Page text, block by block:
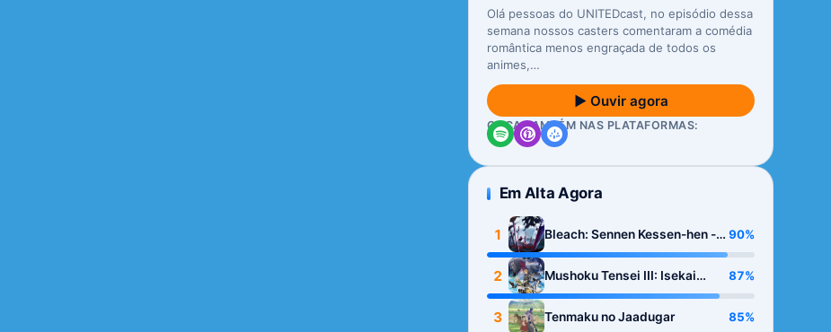
Olá pessoas do UNITEDcast, no episódio dessa
semana nossos casters comentaram a comédia
romântica menos engraçada de todos os
animes,…
▶ Ouvir agora
OUÇA TAMBÉM NAS PLATAFORMAS:
Em Alta Agora
1
Bleach: Sennen Kessen-hen -
Kashin-tan
90%
2
Mushoku Tensei III: Isekai
Ittara Honki Dasu
87%
3 Tenmaku no Jaadugar 85%